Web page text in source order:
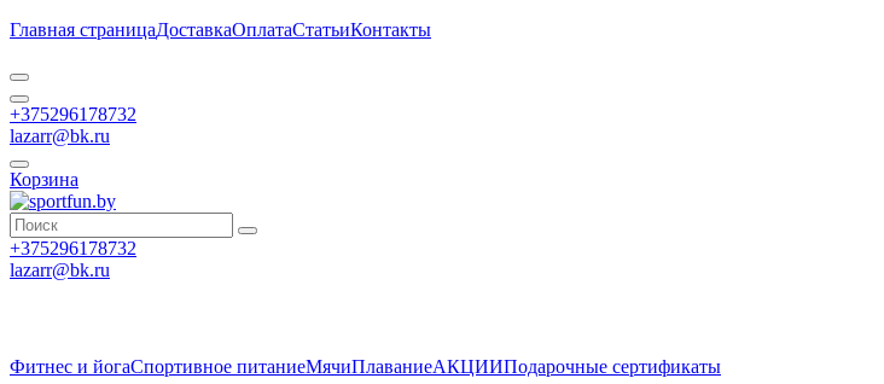
Главная страницаДоставкаОплатаСтатьиКонтакты
+375296178732
lazarr@bk.ru
Корзина
+375296178732
lazarr@bk.ru
Фитнес и йогаСпортивное питаниеМячиПлаваниеАКЦИИПодарочные сертификаты